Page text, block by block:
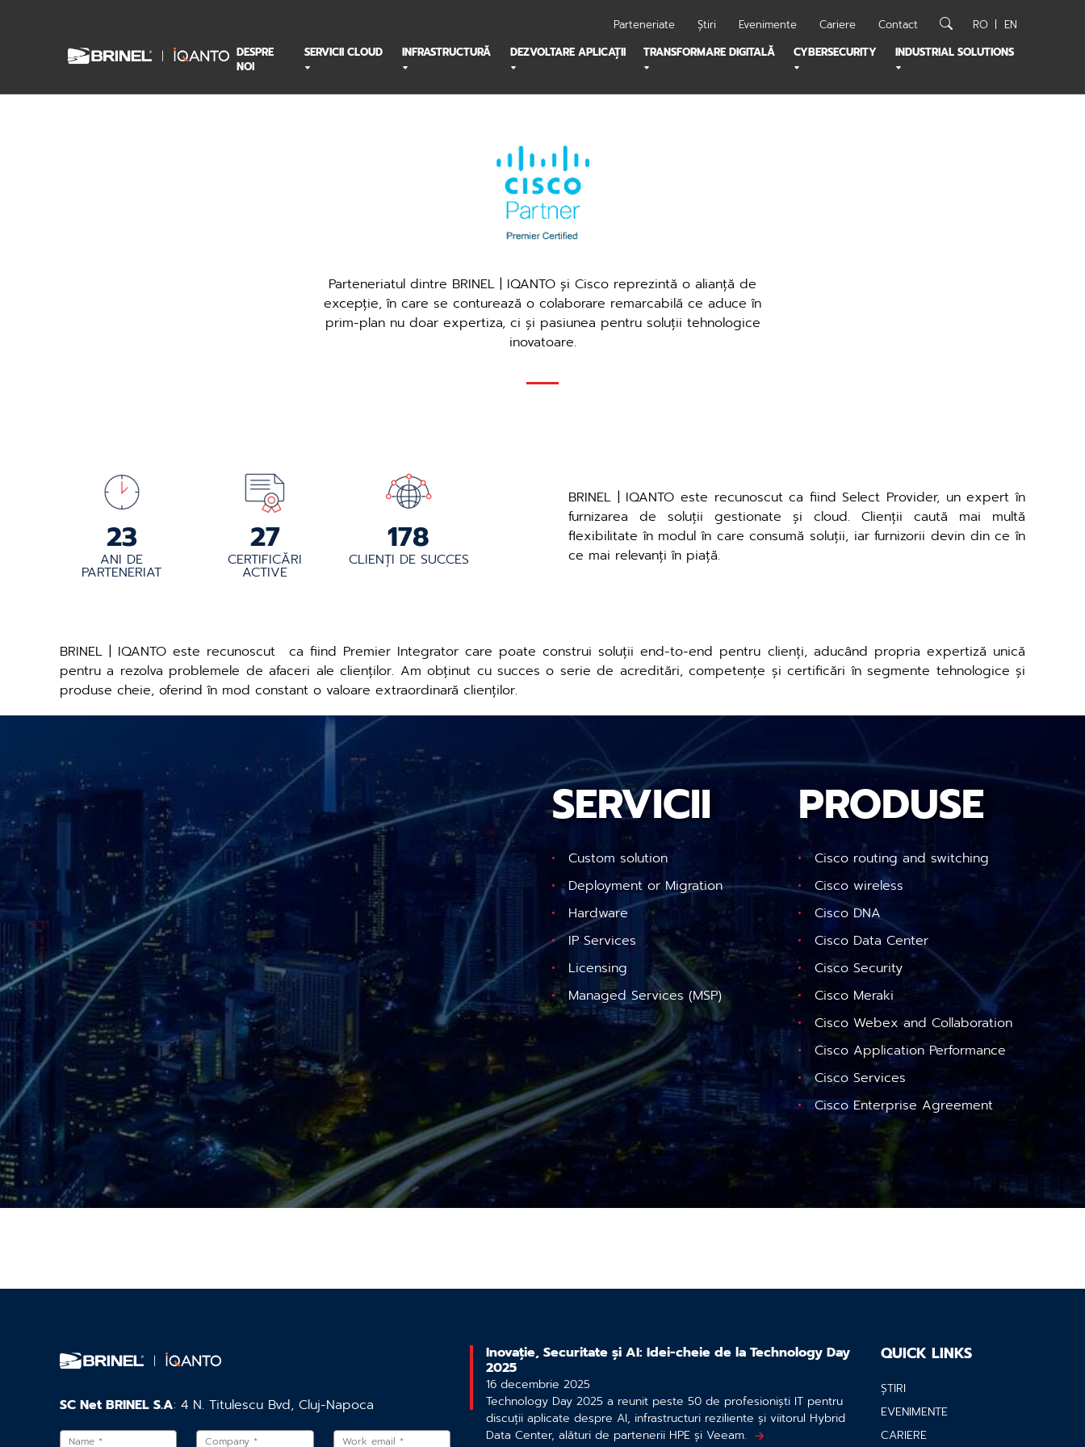
Parteneriate Știri Evenimente Cariere Contact RO
EN
DESPRE
NOI
SERVICII CLOUD INFRASTRUCTURĂ DEZVOLTARE APLICAȚII TRANSFORMARE DIGITALĂ CYBERSECURITY INDUSTRIAL SOLUTIONS
Parteneriatul dintre BRINEL | IQANTO și Cisco reprezintă o alianță de
excepție, în care se conturează o colaborare remarcabilă ce aduce în
prim-plan nu doar expertiza, ci și pasiunea pentru soluții tehnologice
inovatoare.
25
ANI DE
PARTENERIAT
30
CERTIFICĂRI
ACTIVE
198
CLIENȚI DE SUCCES
BRINEL | IQANTO este recunoscut ca fiind Select Provider, un expert în
furnizarea de soluții gestionate și cloud. Clienții caută mai multă
flexibilitate în modul în care consumă soluții, iar furnizorii devin din ce în
ce mai relevanți în piață.
BRINEL | IQANTO este recunoscut ca fiind Premier Integrator care poate construi soluții end-to-end pentru clienți, aducând propria expertiză unică
pentru a rezolva problemele de afaceri ale clienților. Am obținut cu succes o serie de acreditări, competențe și certificări în segmente tehnologice și
produse cheie, oferind în mod constant o valoare extraordinară clienților.
SERVICII
Custom solution
Deployment or Migration
Hardware
IP Services
Licensing
Managed Services (MSP)
PRODUSE
Cisco routing and switching
Cisco wireless
Cisco DNA
Cisco Data Center
Cisco Security
Cisco Meraki
Cisco Webex and Collaboration
Cisco Application Performance
Cisco Services
Cisco Enterprise Agreement
SC Net BRINEL S.A: 4 N. Titulescu Bvd, Cluj-Napoca
Inovație, Securitate și AI: Idei-cheie de la Technology Day
2025
16 decembrie 2025
Technology Day 2025 a reunit peste 50 de profesioniști IT pentru
discuții aplicate despre AI, infrastructuri reziliente și viitorul Hybrid
Data Center, alături de partenerii HPE și Veeam.
QUICK LINKS
ȘTIRI
EVENIMENTE
CARIERE